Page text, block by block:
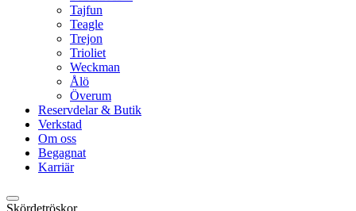
Tajfun
Teagle
Trejon
Trioliet
Weckman
Ålö
Överum
Reservdelar & Butik
Verkstad
Om oss
Begagnat
Karriär